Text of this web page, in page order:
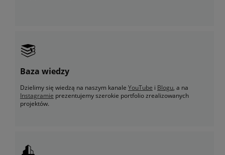
Baza wiedzy
Dzielimy się wiedzą na naszym kanale YouTube i Blogu, a na
Instagramie prezentujemy szerokie portfolio zrealizowanych
projektów.